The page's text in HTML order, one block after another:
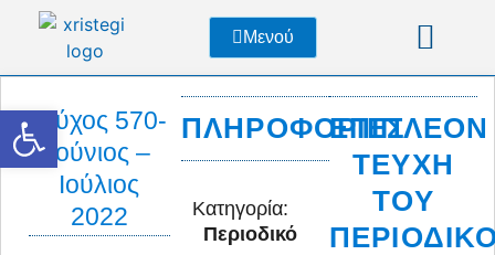
Μενού
Τεύχος 570-
Ιούνιος –
Ιούλιος
2022
ΠΛΗΡΟΦΟΡΊΕΣ
Κατηγορία:
Περιοδικό
ΕΠΙΠΛΈΟΝ
ΤΕΎΧΗ
ΤΟΥ
Ανοίξτε τη γραμμή εργαλείων